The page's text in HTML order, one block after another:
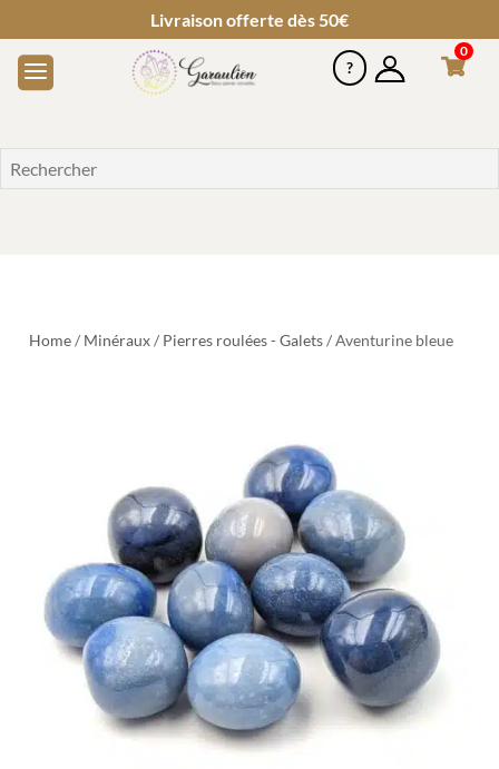
Livraison offerte dès 50€
0
Home/ Minéraux/ Pierres roulées - Galets/ Aventurine bleue